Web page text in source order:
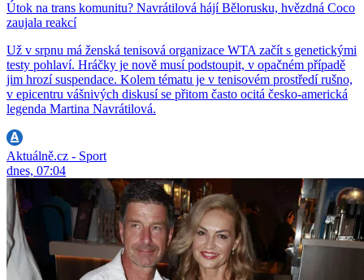
Útok na trans komunitu? Navrátilová hájí Bělorusku, hvězdná Coco
zaujala reakcí
Už v srpnu má ženská tenisová organizace WTA začít s genetickými
testy pohlaví. Hráčky je nově musí podstoupit, v opačném případě
jim hrozí suspendace. Kolem tématu je v tenisovém prostředí rušno,
v epicentru vášnivých diskusí se přitom často ocitá česko-americká
legenda Martina Navrátilová.
Aktuálně.cz - Sport
dnes, 07:04